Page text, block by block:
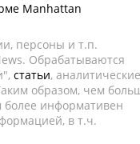
Manhattan
персоны и т.п.
Обрабатываются
статьи, аналитические
образом, чем
более информативен
в т.ч.